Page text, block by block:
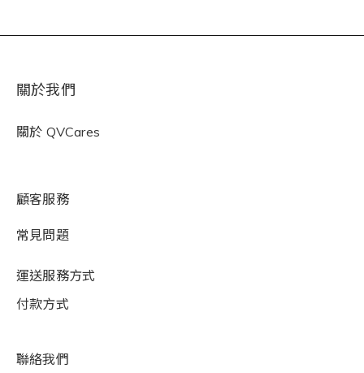
關於我們
關於 QVCares
顧客服務
常見問題
運送服務方式
付款方式
聯絡我們